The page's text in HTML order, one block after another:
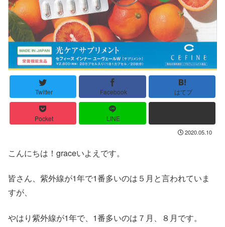
Twitter Facebook はてブ
Pocket LINE
2020.05.10
こんにちは！graceいよえです。
皆さん、紫外線が1年で1番多いのは５月と言われていま
すが、
やはり紫外線が1年で、1番多いのは７月、８月です。